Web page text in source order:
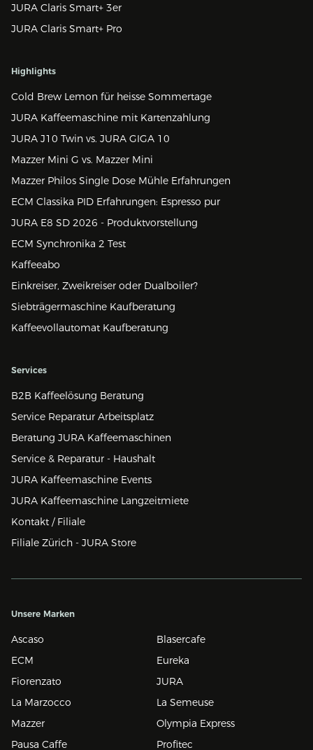
JURA Claris Smart+ 3er
JURA Claris Smart+ Pro
Highlights
Cold Brew Lemon für heisse Sommertage
JURA Kaffeemaschine mit Kartenzahlung
JURA J10 Twin vs. JURA GIGA 10
Mazzer Mini G vs. Mazzer Mini
Mazzer Philos Single Dose Mühle Erfahrungen
ECM Classika PID Erfahrungen: Espresso pur
JURA E8 SD 2026 - Produktvorstellung
ECM Synchronika 2 Test
Kaffeeabo
Einkreiser, Zweikreiser oder Dualboiler?
Siebträgermaschine Kaufberatung
Kaffeevollautomat Kaufberatung
Services
B2B Kaffeelösung Beratung
Service Reparatur Arbeitsplatz
Beratung JURA Kaffeemaschinen
Service & Reparatur - Haushalt
JURA Kaffeemaschine Events
JURA Kaffeemaschine Langzeitmiete
Kontakt / Filiale
Filiale Zürich - JURA Store
Unsere Marken
Ascaso
Blasercafe
ECM
Eureka
Fiorenzato
JURA
La Marzocco
La Semeuse
Mazzer
Olympia Express
Pausa Caffe
Profitec